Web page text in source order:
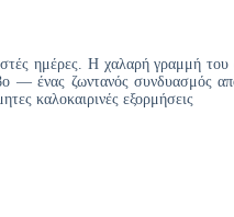
ημέρες. Η χαλαρή γραμμή
— ένας ζωντανός συνδυασμός
καλοκαιρινές εξορμήσεις